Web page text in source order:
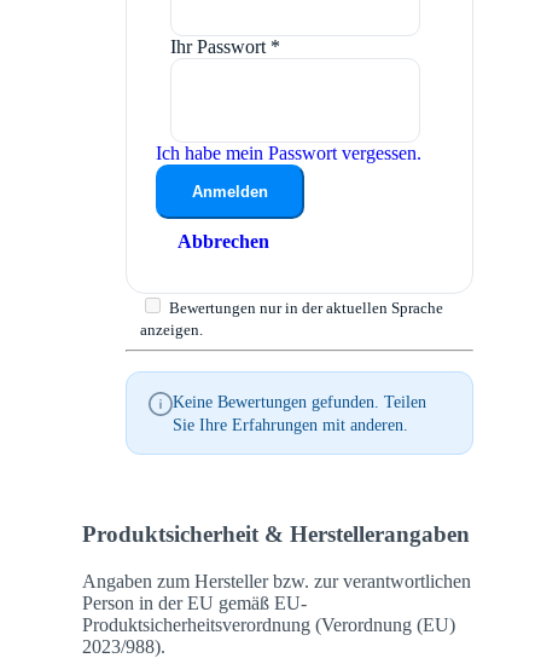
Ihr Passwort *
Ich habe mein Passwort vergessen.
Anmelden
Abbrechen
Bewertungen nur in der aktuellen Sprache
anzeigen.
Keine Bewertungen gefunden. Teilen
Sie Ihre Erfahrungen mit anderen.
Produktsicherheit & Herstellerangaben
Angaben zum Hersteller bzw. zur verantwortlichen
Person in der EU gemäß EU-
Produktsicherheitsverordnung (Verordnung (EU)
2023/988).